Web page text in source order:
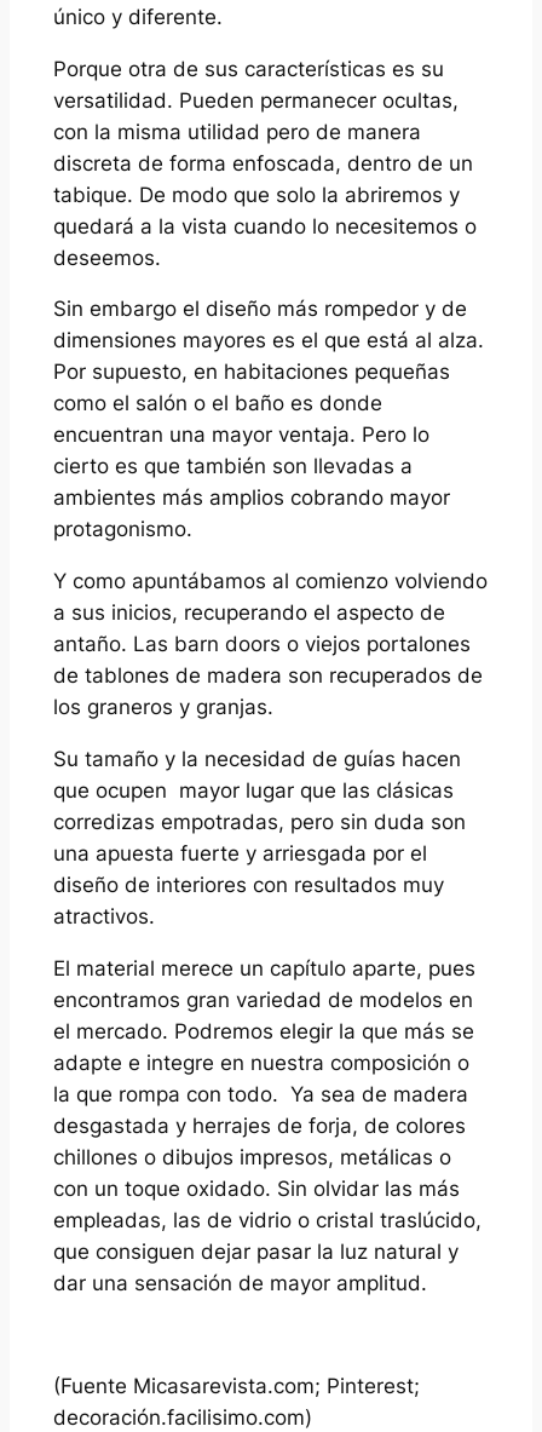
único y diferente.
Porque otra de sus características es su
versatilidad. Pueden permanecer ocultas,
con la misma utilidad pero de manera
discreta de forma enfoscada, dentro de un
tabique. De modo que solo la abriremos y
quedará a la vista cuando lo necesitemos o
deseemos.
Sin embargo el diseño más rompedor y de
dimensiones mayores es el que está al alza.
Por supuesto, en habitaciones pequeñas
como el salón o el baño es donde
encuentran una mayor ventaja. Pero lo
cierto es que también son llevadas a
ambientes más amplios cobrando mayor
protagonismo.
Y como apuntábamos al comienzo volviendo
a sus inicios, recuperando el aspecto de
antaño. Las barn doors o viejos portalones
de tablones de madera son recuperados de
los graneros y granjas.
Su tamaño y la necesidad de guías hacen
que ocupen mayor lugar que las clásicas
corredizas empotradas, pero sin duda son
una apuesta fuerte y arriesgada por el
diseño de interiores con resultados muy
atractivos.
El material merece un capítulo aparte, pues
encontramos gran variedad de modelos en
el mercado. Podremos elegir la que más se
adapte e integre en nuestra composición o
la que rompa con todo. Ya sea de madera
desgastada y herrajes de forja, de colores
chillones o dibujos impresos, metálicas o
con un toque oxidado. Sin olvidar las más
empleadas, las de vidrio o cristal traslúcido,
que consiguen dejar pasar la luz natural y
dar una sensación de mayor amplitud.
(Fuente Micasarevista.com; Pinterest;
decoración.facilisimo.com)